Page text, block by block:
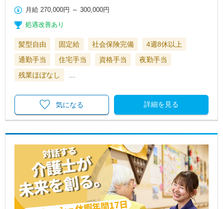
月給 270,000円 ～300,000円
処遇改善あり
髪型自由 固定給 社会保険完備
4週8休以上
通勤手当
住宅手当 資格手当
夜勤手当
残業ほぼなし
…
詳細を見る
気になる